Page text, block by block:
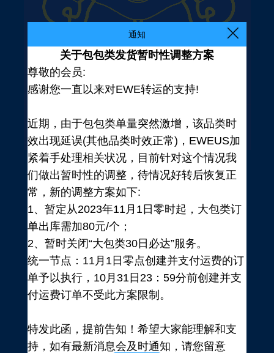
登录
注册新手有礼
价格表
通知
关于包包类发货暂时性调整方案
尊敬的会员:
感谢您一直以来对EWE转运的支持!
近期，由于包包类单量突然激增，该品类时
效出现延误(其他品类时效正常)，EWEUS加
紧着手处理相关状况，目前针对这个情况我
们做出暂时性的调整，待情况好转后恢复正
常，新的调整方案如下:
1、暂定从2023年11月1日零时起，大包类订
单出库需加80元/个；
2、暂时关闭“大包类30日必达”服务。
统一节点：11月1日零点创建并支付运费的订
单予以执行，10月31日23：59分前创建并支
付运费订单不受此方案限制。
特发此函，提前告知！希望大家能理解和支
持，如有最新消息会及时通知，请您留意